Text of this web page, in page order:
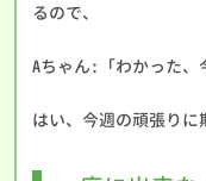
るので、
Aちゃん:「わかった、
はい、今週の頑張りに